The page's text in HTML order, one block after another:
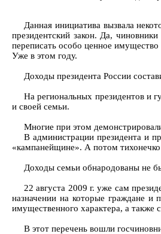
Данная инициатива вызвала
президентский закон. Да,
переписать особо ценное
Уже в этом году.
Доходы президента России
На региональных президентов и
и своей семьи.
Многие при этом
В администрации президента и
«кампанейщине». А потом
Доходы семьи обнародованы не
22 августа 2009 г. уже сам
назначении на которые граждане и
имущественного характера, а также
В этот перечень вошли